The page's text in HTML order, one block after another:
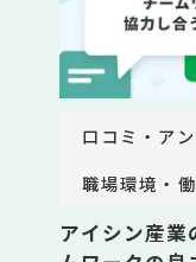
口コミ・ア
職場環境・
アイシン産